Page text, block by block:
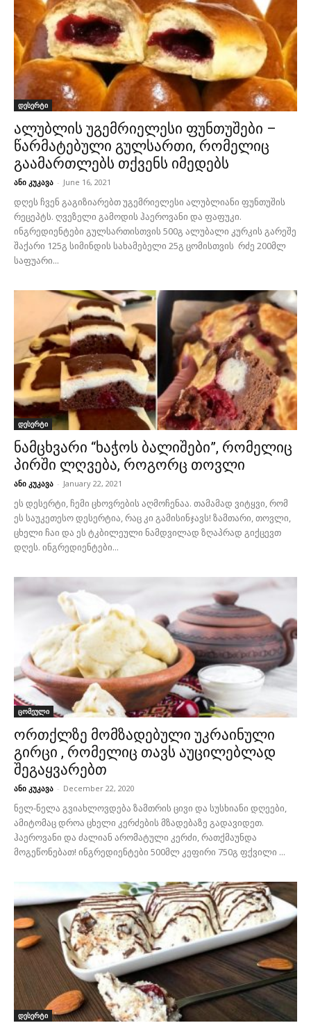
დესერტი
ალუბლის უგემრიელესი ფუნთუშები –
წარმატებული გულსართი, რომელიც
გაამართლებს თქვენს იმედებს
ანი კუკავა - June 16, 2021
დღეს ჩვენ გაგიზიარებთ უგემრიელესი ალუბლიანი ფუნთუშის
რეცეპტს. ღვეზელი გამოდის ჰაეროვანი და ფაფუკი.
ინგრედიენტები გულსართისთვის 500გ ალუბალი კურკის გარეშე
შაქარი 125გ სიმინდის სახამებელი 25გ ცომისთვის რძე 200მლ
საფუარი...
დესერტი
ნამცხვარი “ხაჭოს ბალიშები”, რომელიც
პირში ლღვება, როგორც თოვლი
ანი კუკავა - January 22, 2021
ეს დესერტი, ჩემი ცხოვრების აღმოჩენაა. თამამად ვიტყვი, რომ
ეს საუკეთესო დესერტია, რაც კი გამისინჯავს! ზამთარი, თოვლი,
ცხელი ჩაი და ეს ტკბილეული ნამდვილად ზღაპრად გიქცევთ
დღეს. ინგრედიენტები...
ცომეული
ორთქლზე მომზადებული უკრაინული
გირცი , რომელიც თავს აუცილებლად
შეგაყვარებთ
ანი კუკავა - December 22, 2020
ნელ-ნელა გვიახლოვდება ზამთრის ცივი და სუსხიანი დღეები,
ამიტომაც დროა ცხელი კერძების მზადებაზე გადავიდეთ.
ჰაეროვანი და ძალიან არომატული კერძი, რათქმაუნდა
მოგეწონებათ! ინგრედიენტები 500მლ კეფირი 750გ ფქვილი ...
დესერტი